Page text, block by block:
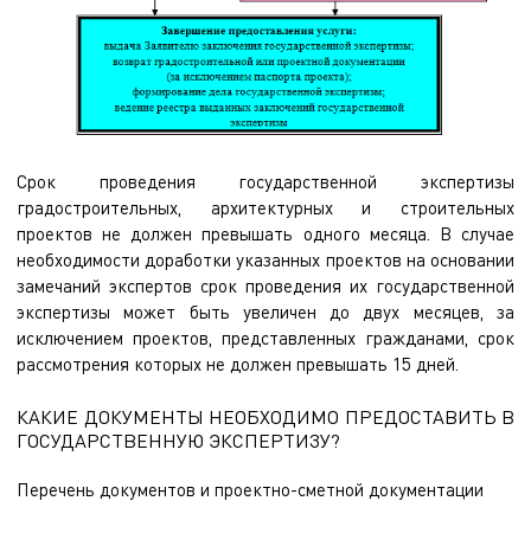
Срок проведения государственной экспертизы
градостроительных, архитектурных и строительных
проектов не должен превышать одного месяца. В случае
необходимости доработки указанных проектов на основании
замечаний экспертов срок проведения их государственной
экспертизы может быть увеличен до двух месяцев, за
исключением проектов, представленных гражданами, срок
рассмотрения которых не должен превышать 15 дней.
КАКИЕ ДОКУМЕНТЫ НЕОБХОДИМО ПРЕДОСТАВИТЬ В
ГОСУДАРСТВЕННУЮ ЭКСПЕРТИЗУ?
Перечень документов и проектно-сметной документации